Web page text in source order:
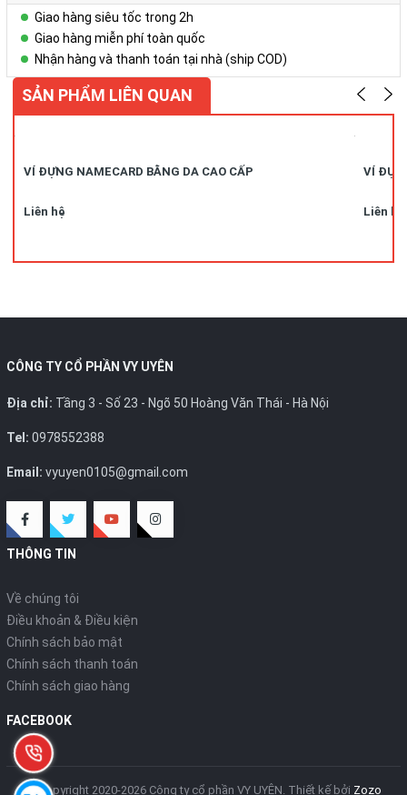
Giao hàng siêu tốc trong 2h
Giao hàng miễn phí toàn quốc
Nhận hàng và thanh toán tại nhà (ship COD)
SẢN PHẨM LIÊN QUAN
VÍ ĐỰNG NAMECARD BẰNG DA CAO CẤP
Liên hệ
VÍ
Liên hệ
CÔNG TY CỔ PHẦN VY UYÊN
Địa chỉ: Tầng 3 - Số 23 - Ngõ 50 Hoàng Văn Thái - Hà Nội
Tel: 0978552388
Email: vyuyen0105@gmail.com
THÔNG TIN
Về chúng tôi
Điều khoản & Điều kiện
Chính sách bảo mật
Chính sách thanh toán
Chính sách giao hàng
FACEBOOK
© Copyright 2020-2026 Công ty cổ phần VY UYÊN. Thiết kế bởi Zozo